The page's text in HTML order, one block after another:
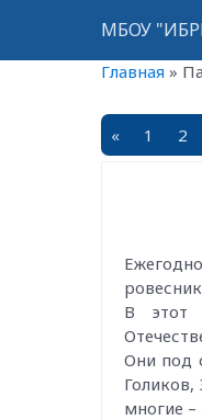
МБОУ
Главная »
« 1 2
В этот
Они под
многие